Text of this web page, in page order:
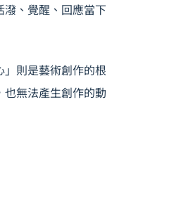
、覺醒、回應當下
則是藝術創作的根
無法產生創作的動